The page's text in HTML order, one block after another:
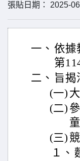
張貼日期： 2025-
一、 依據
第
二、 旨揭
(一)
(二)
(三)
１、